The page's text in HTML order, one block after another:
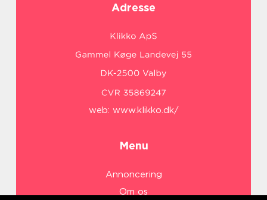
Adresse
web: www.klikko.dk/
Menu
Annoncering
Om os